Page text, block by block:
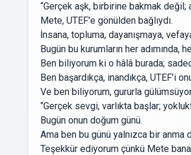
“Gerçek aşk, birbirine bakmak değil;
Mete, UTEF'e gönülden bağlıydı.
İnsana, topluma, dayanışmaya,
Bugün bu kurumların her adımında,
Ben biliyorum ki o hâlâ burada;
Ben başardıkça, inandıkça, UTEF’i
Ve ben biliyorum, gururla
“Gerçek sevgi, varlıkta başlar;
Bugün onun doğum günü.
Ama ben bu günü yalnızca bir
Teşekkür ediyorum çünkü Mete